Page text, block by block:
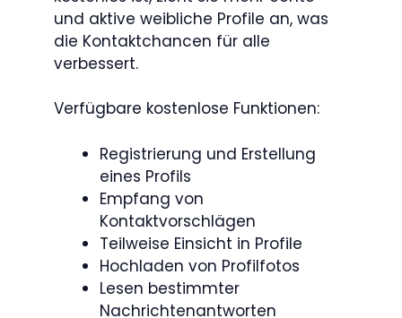
und aktive weibliche Profile an, was
die Kontaktchancen für alle
verbessert.
Verfügbare kostenlose Funktionen:
Registrierung und Erstellung
eines Profils
Empfang von
Kontaktvorschlägen
Teilweise Einsicht in Profile
Hochladen von Profilfotos
Lesen bestimmter
Nachrichtenantworten